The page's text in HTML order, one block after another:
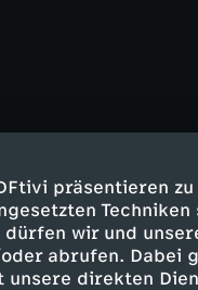
präsentieren
wir und
abrufen. Dabei
direkten
du fit! (DGS)
sicher
Fall fehlen dürfen.